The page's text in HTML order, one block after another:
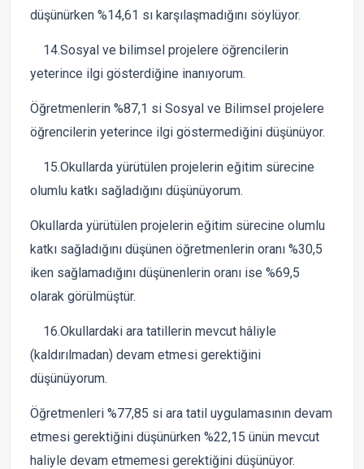
düşünürken %14,61 sı karşılaşmadığını söylüyor.
14.Sosyal ve bilimsel projelere öğrencilerin
yeterince ilgi gösterdiğine inanıyorum.
Öğretmenlerin %87,1 si Sosyal ve Bilimsel projelere
öğrencilerin yeterince ilgi göstermediğini düşünüyor.
15.Okullarda yürütülen projelerin eğitim sürecine
olumlu katkı sağladığını düşünüyorum.
Okullarda yürütülen projelerin eğitim sürecine olumlu
katkı sağladığını düşünen öğretmenlerin oranı %30,5
iken sağlamadığını düşünenlerin oranı ise %69,5
olarak görülmüştür.
16.Okullardaki ara tatillerin mevcut hâliyle
(kaldırılmadan) devam etmesi gerektiğini
düşünüyorum.
Öğretmenleri %77,85 si ara tatil uygulamasının devam
etmesi gerektiğini düşünürken %22,15 ünün mevcut
haliyle devam etmemesi gerektiğini düşünüyor.